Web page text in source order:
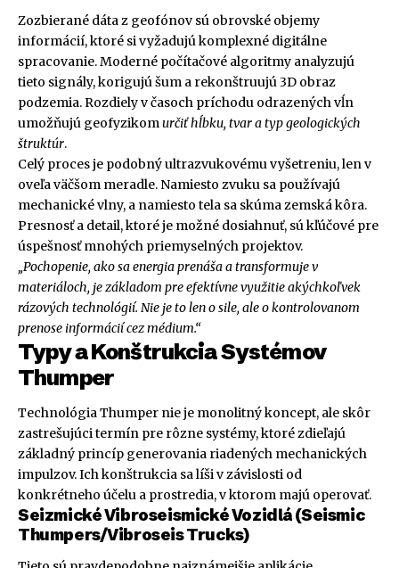
Zozbierané dáta z geofónov sú obrovské objemy
informácií, ktoré si vyžadujú komplexné digitálne
spracovanie. Moderné počítačové algoritmy analyzujú
tieto signály, korigujú šum a rekonštruujú 3D obraz
podzemia. Rozdiely v časoch príchodu odrazených vĺn
umožňujú geofyzikomurčiť hĺbku, tvar a typ geologických
štruktúr.
Celý proces je podobný ultrazvukovému vyšetreniu, len v
oveľa väčšom meradle. Namiesto zvuku sa používajú
mechanické vlny, a namiesto tela sa skúma zemská kôra.
Presnosť a detail, ktoré je možné dosiahnuť, sú kľúčové pre
úspešnosť mnohých priemyselných projektov.
„Pochopenie, ako sa energia prenáša a transformuje v
materiáloch, je základom pre efektívne využitie akýchkoľvek
rázových technológií. Nie je to len o sile, ale o kontrolovanom
prenose informácií cez médium.“
Typy a Konštrukcia Systémov
Thumper
Technológia Thumper nie je monolitný koncept, ale skôr
zastrešujúci termín pre rôzne systémy, ktoré zdieľajú
základný princíp generovania riadených mechanických
impulzov. Ich konštrukcia sa líši v závislosti od
konkrétneho účelu a prostredia, v ktorom majú operovať.
Seizmické Vibroseismické Vozidlá (Seismic
Thumpers/Vibroseis Trucks)